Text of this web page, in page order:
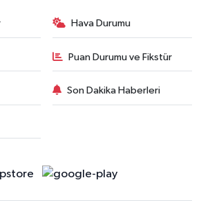
Hava Durumu
Puan Durumu ve Fikstür
Son Dakika Haberleri